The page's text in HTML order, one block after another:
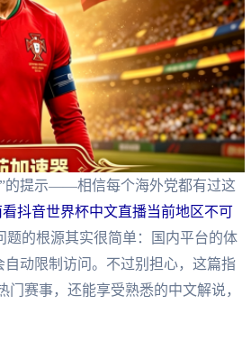
的提示——相信每个海外党都有过这
抖音世界杯中文直播当前地区不可
题的根源其实很简单：国内平台的体
动限制访问。不过别担心，这篇指
赛事，还能享受熟悉的中文解说，